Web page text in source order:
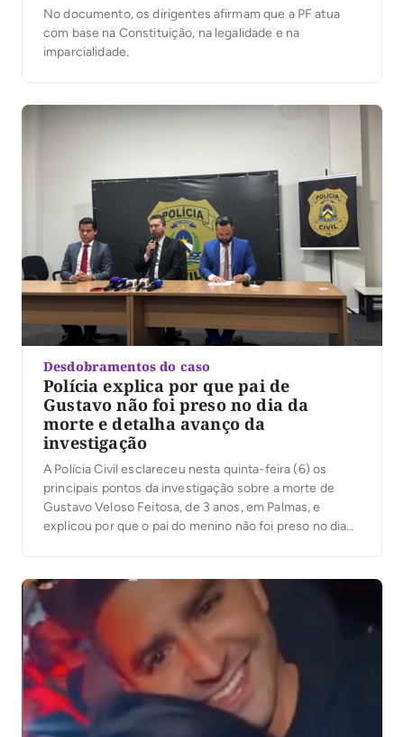
No documento, os dirigentes afirmam que a PF atua
com base na Constituição, na legalidade e na
imparcialidade.
Desdobramentos do caso
Polícia explica por que pai de
Gustavo não foi preso no dia da
morte e detalha avanço da
investigação
A Polícia Civil esclareceu nesta quinta-feira (6) os
principais pontos da investigação sobre a morte de
Gustavo Veloso Feitosa, de 3 anos, em Palmas, e
explicou por que o pai do menino não foi preso no dia
Proteção à Pessoa […]